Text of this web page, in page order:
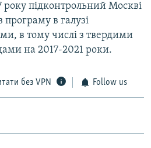
року підконтрольний Москві
в галузі
в тому числі з твердими
на 2017-2021 роки.
без VPN Follow us